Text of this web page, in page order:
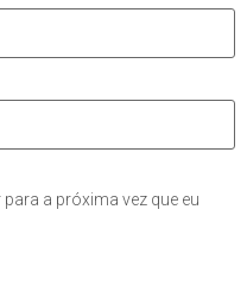
a próxima vez que eu